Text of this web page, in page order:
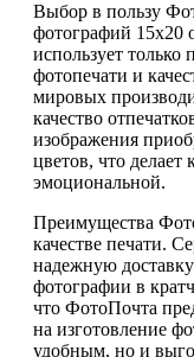
Выбор в пользу
фотографий 15х20
использует только
фотопечати и
мировых
качество
изображения
цветов, что
эмоциональной.
Преимущества
качестве печати.
надежную
фотографии в
что ФотоПочта
на изготовление
удобным, но и